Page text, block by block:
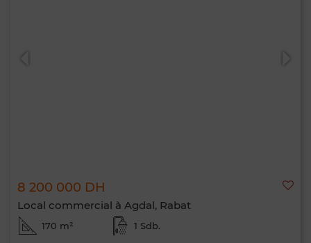
8 200 000 DH
Local commercial à Agdal, Rabat
170 m² 1 Sdb.